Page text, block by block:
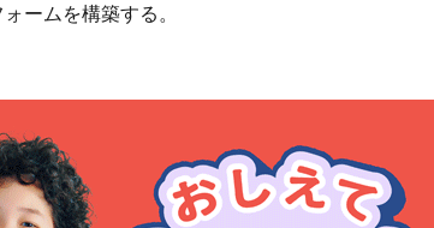
ームを構築する。